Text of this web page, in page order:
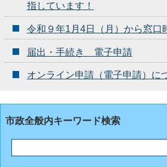
指しています！
令和９年1月4日（月）から窓口
届出・手続き 電子申請
オンライン申請（電子申請）に
市政全般内キーワード検索